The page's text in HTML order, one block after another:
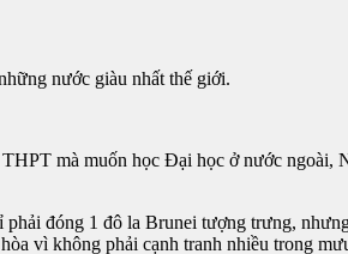
nước giàu nhất thế giới.
mà muốn học Đại học ở nước ngoài,
đóng 1 đô la Brunei tượng trưng,
vì không phải cạnh tranh nhiều trong